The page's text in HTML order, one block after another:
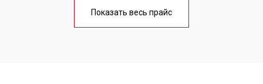
Показать весь прайс